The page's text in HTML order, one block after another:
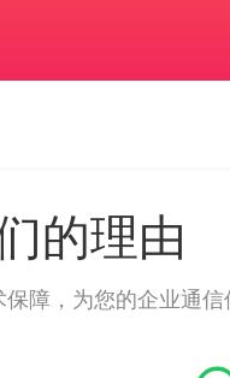
的理由
障，为您的企业通信